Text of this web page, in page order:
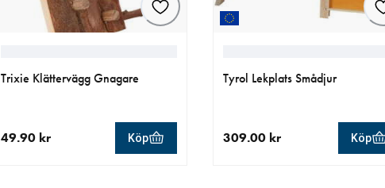
Trixie Klättervägg Gnagare
49.90 kr Köp
Tyrol Lekplats Smådjur
309.00 kr Köp